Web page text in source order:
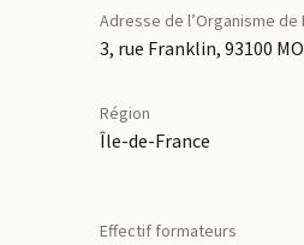
Adresse de l’Organisme de
3, rue Franklin, 93100
Région
Île-de-France
Effectif formateurs